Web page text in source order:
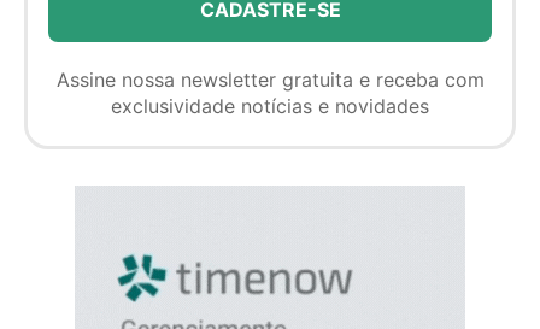
Assine nossa newsletter gratuita e receba com
exclusividade notícias e novidades